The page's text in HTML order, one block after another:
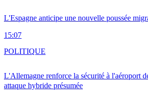
L'Espagne anticipe une nouvelle poussée
15:07
L'Allemagne renforce la sécurité à l'aéroport
attaque hybride présumée
POLITIQUE